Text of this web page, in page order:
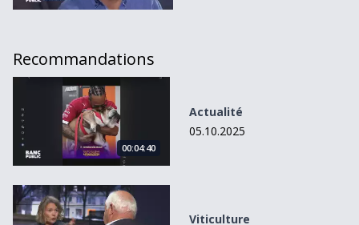
Recommandations
Actualité
00:04:40
Actualité
05.10.2025
Viticulture
Viticulture